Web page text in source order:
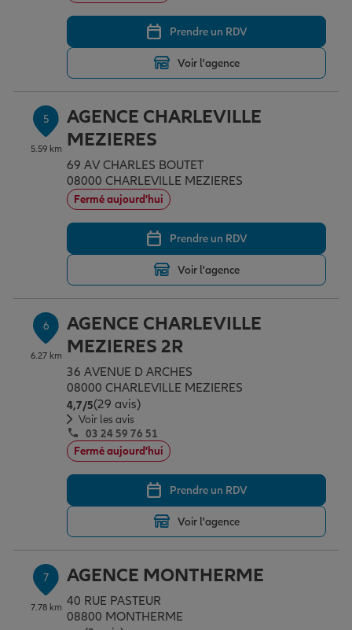
Prendre un RDV
Voir l'agence
5
5.59 km
AGENCE CHARLEVILLE
MEZIERES
69 AV CHARLES BOUTET
08000 CHARLEVILLE MEZIERES
Fermé aujourd'hui
Prendre un RDV
Voir l'agence
6
6.27 km
AGENCE CHARLEVILLE
MEZIERES 2R
36 AVENUE D ARCHES
08000 CHARLEVILLE MEZIERES
4,7/5Note de 4.7 sur 5
(29 avis)
Voir les avis
03 24 59 76 51
Fermé aujourd'hui
Prendre un RDV
Voir l'agence
7
7.78 km
AGENCE MONTHERME
40 RUE PASTEUR
08800 MONTHERME